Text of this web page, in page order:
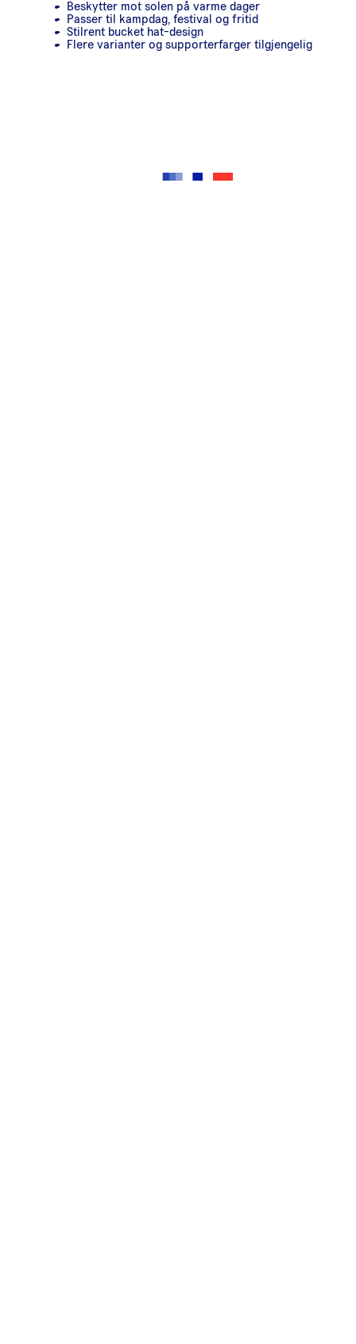
Beskytter mot solen på varme dager
Passer til kampdag, festival og fritid
Stilrent bucket hat-design
Flere varianter og supporterfarger tilgjengelig